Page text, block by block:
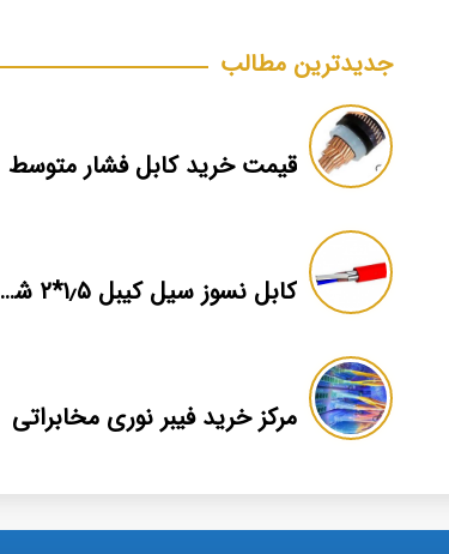
جدیدترین مطالب
قیمت خرید کابل فشار متوسط
کابل نسوز سیل کیبل ۱٫۵*۲ شیلد قیمت فروش
مرکز خرید فیبر نوری مخابراتی